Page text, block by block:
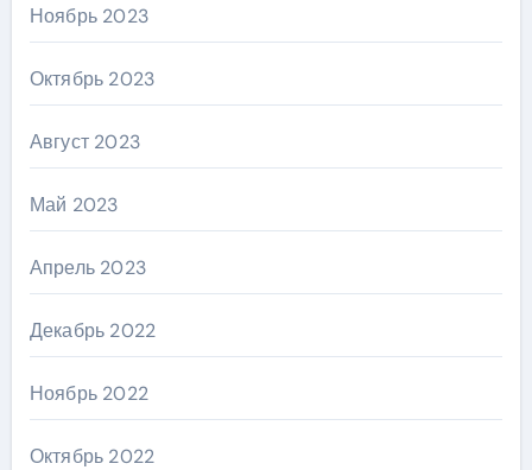
Ноябрь 2023
Октябрь 2023
Август 2023
Май 2023
Апрель 2023
Декабрь 2022
Ноябрь 2022
Октябрь 2022